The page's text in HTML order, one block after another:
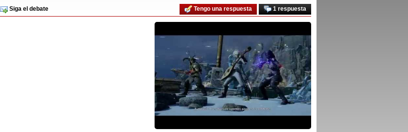
Siga el debate 1 respuesta
Tengo una respuesta